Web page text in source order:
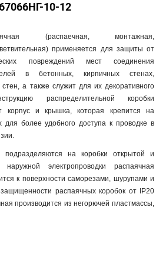
10-12
(распаечная, монтажная,
применяется для защиты от
повреждений мест соединения
в бетонных, кирпичных стенах,
а также служит для их декоративного
распределительной коробки
корпус и крышка, которая крепится на
для более удобного доступа к проводке в
подразделяются на коробки открытой и
наружной электропроводки распаячная
к поверхности саморезами, шурупами и
распаячных коробок от IP20
производится из негорючей пластмассы,